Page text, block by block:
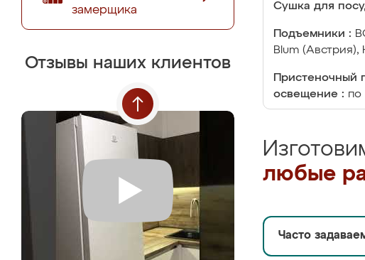
замерщика
Отзывы наших клиентов
Сушка для
Подъемники :
Blum (Австрия),
Пристеночный
освещение : по
любые
Часто